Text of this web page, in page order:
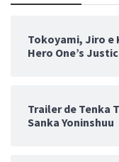
Tokoyami, Jiro e
Hero One’s
Trailer de Tenka
Sanka Yoninshuu